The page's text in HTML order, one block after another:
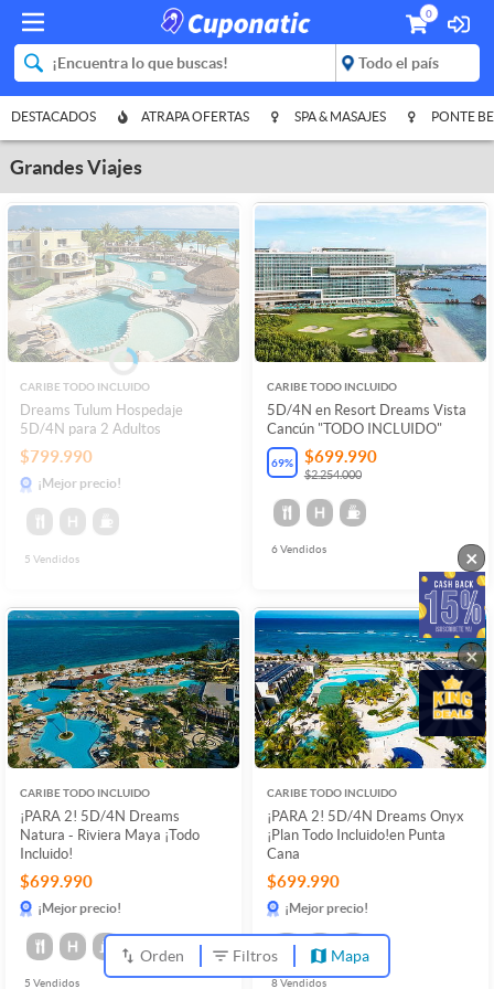
0
DESTACADOS ATRAPA OFERTAS SPA & MASAJES PONTE
Grandes Viajes
CARIBE TODO INCLUIDO
Dreams Tulum Hospedaje
5D/4N para 2 Adultos
$799.990
¡Mejor precio!
5 Vendidos
CARIBE TODO INCLUIDO
5D/4N en Resort Dreams Vista
Cancún "TODO INCLUIDO"
69% $699.990
$2.254.000
6Vendidos
CARIBE TODO INCLUIDO
¡PARA 2! 5D/4N Dreams
Natura - Riviera Maya ¡Todo
Incluido!
$699.990
¡Mejor precio!
5 Vendidos
CARIBE TODO INCLUIDO
¡PARA 2! 5D/4N Dreams Onyx
¡Plan Todo Incluido!en Punta
Cana
$699.990
¡Mejor precio!
8Vendidos
Orden Filtros Mapa
×
×